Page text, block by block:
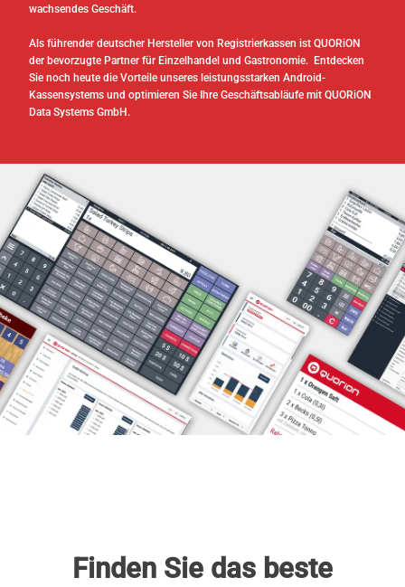
wachsendes Geschäft.
Als führender deutscher Hersteller von Registrierkassen ist QUORiON
der bevorzugte Partner für Einzelhandel und Gastronomie. Entdecken
Sie noch heute die Vorteile unseres leistungsstarken Android-
Kassensystems und optimieren Sie Ihre Geschäftsabläufe mit QUORiON
Data Systems GmbH.
Finden Sie das beste